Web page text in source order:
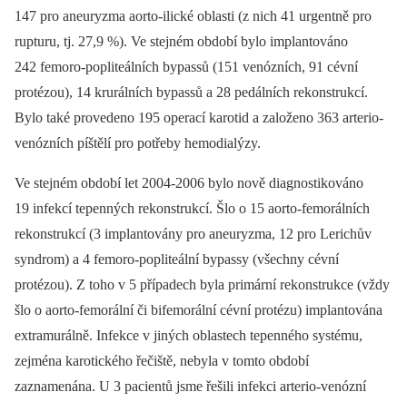
147 pro aneuryzma aorto-ilické oblasti (z nich 41 urgentně pro
rupturu, tj. 27,9 %). Ve stejném období bylo implantováno
242 femoro-popliteálních bypassů (151 venózních, 91 cévní
protézou), 14 krurálních bypassů a 28 pedálních rekonstrukcí.
Bylo také provedeno 195 operací karotid a založeno 363 arterio-
venózních píštělí pro potřeby hemodialýzy.
Ve stejném období let 2004-2006 bylo nově diagnostikováno
19 infekcí tepenných rekonstrukcí. Šlo o 15 aorto-femorálních
rekonstrukcí (3 implantovány pro aneuryzma, 12 pro Lerichův
syndrom) a 4 femoro-popliteální bypassy (všechny cévní
protézou). Z toho v 5 případech byla primární rekonstrukce (vždy
šlo o aorto-femorální či bifemorální cévní protézu) implantována
extramurálně. Infekce v jiných oblastech tepenného systému,
zejména karotického řečiště, nebyla v tomto období
zaznamenána. U 3 pacientů jsme řešili infekci arterio-venózní